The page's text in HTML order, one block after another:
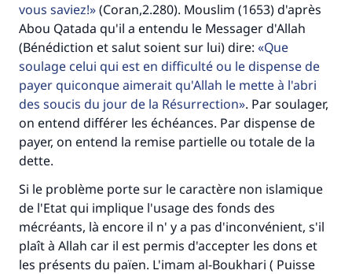
vous saviez! (Coran,2.280). Mouslim (1653) d'après
Abou Qatada qu'il a entendu le Messager d'Allah
(Bénédiction et salut soient sur lui) dire:
Que
soulage celui qui est en difficulté ou le dispense de
payer quiconque aimerait qu'Allah le mette à l'abri
des soucis du jour de la Résurrection . Par soulager,
on entend différer les échéances. Par dispense de
payer, on entend la remise partielle ou totale de la
dette.
Si le problème porte sur le caractère non islamique
de l'Etat qui implique l'usage des fonds des
mécréants, là encore il n' y a pas d'inconvénient, s'il
plaît à Allah car il est permis d'accepter les dons et
les présents du païen. L'imam al-Boukhari ( Puisse
Faites une différence dans la vie de
millions de personnes grâce à votre
contribution